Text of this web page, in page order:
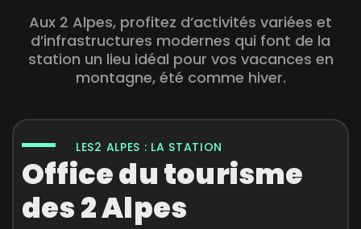
Aux 2 Alpes, profitez d’activités variées et
d’infrastructures modernes qui font de la
station un lieu idéal pour vos vacances en
montagne, été comme hiver.
LES2 ALPES : LA STATION
Office du tourisme
des 2 Alpes